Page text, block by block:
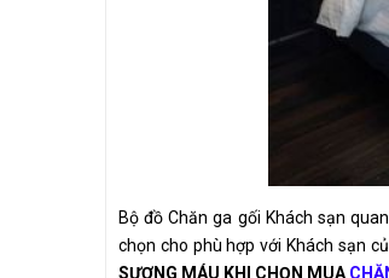
Bộ đồ Chăn ga gối Khách sạn
chọn cho phù hợp với Khách sạn
SƯƠNG MÁU KHI CHỌN MUA